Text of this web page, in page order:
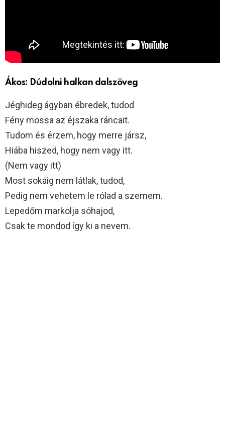
Ákos: Dúdolni halkan dalszöveg
Jéghideg ágyban ébredek, tudod
Fény mossa az éjszaka ráncait.
Tudom és érzem, hogy merre jársz,
Hiába hiszed, hogy nem vagy itt.
(Nem vagy itt)
Most sokáig nem látlak, tudod,
Pedig nem vehetem le rólad a szemem.
Lepedőm markolja sóhajod,
Csak te mondod így ki a nevem.